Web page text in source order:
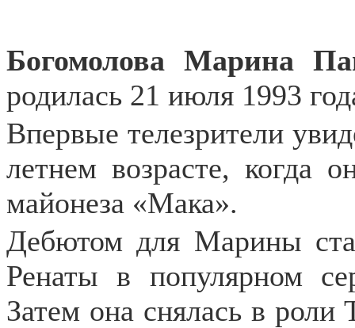
Богомолова Марина
родилась 21 июля 1993
Впервые телезрители
летнем возрасте, когда
майонеза «Мака».
Дебютом для Марины
Ренаты в популярном
Затем она снялась в роли